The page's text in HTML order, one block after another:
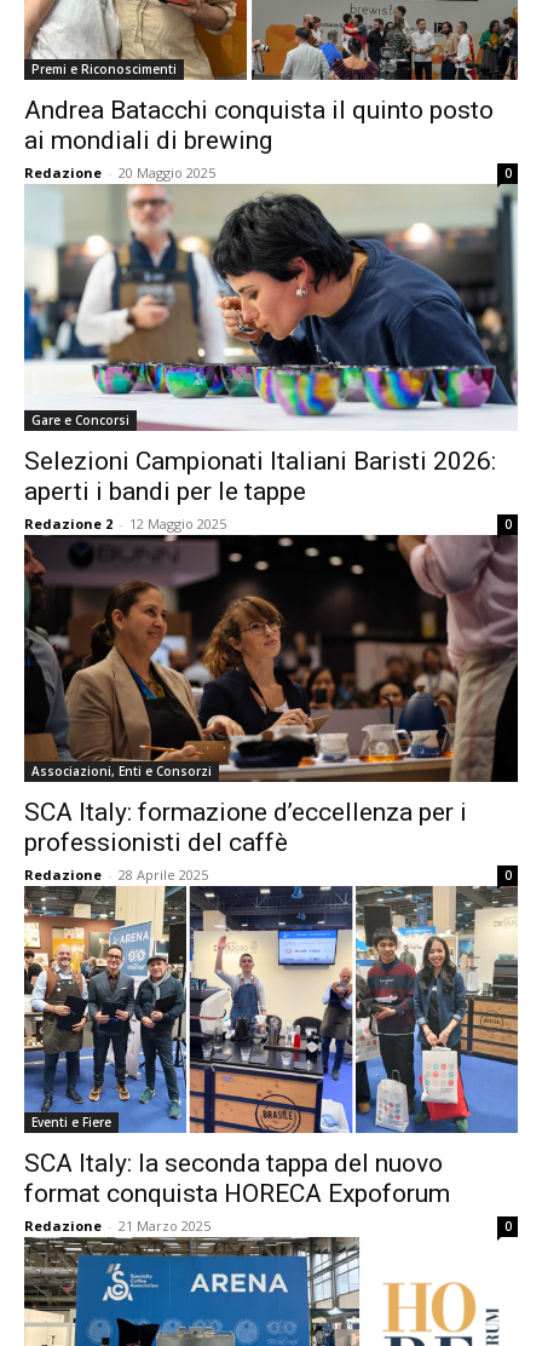
Premi e Riconoscimenti
Andrea Batacchi conquista il quinto posto
ai mondiali di brewing
Redazione - 20 Maggio 2025 0
Gare e Concorsi
Selezioni Campionati Italiani Baristi 2026:
aperti i bandi per le tappe
Redazione 2 - 12 Maggio 2025 0
Associazioni, Enti e Consorzi
SCA Italy: formazione d’eccellenza per i
professionisti del caffè
Redazione - 28 Aprile 2025 0
Eventi e Fiere
SCA Italy: la seconda tappa del nuovo
format conquista HORECA Expoforum
Redazione - 21 Marzo 2025 0